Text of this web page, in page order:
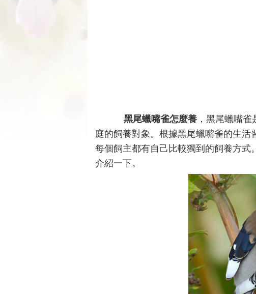
黑尾蠟嘴雀怎麼養 ，黑尾蠟嘴
庭的飼養對象。根據黑尾蠟嘴雀的生活
每個飼主都有自己比較獨到的飼養方
介紹一下。